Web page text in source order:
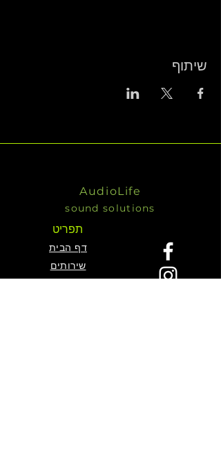
שיתוף
AudioLife
sound solutions
תפריט
דף הבית
שירותים